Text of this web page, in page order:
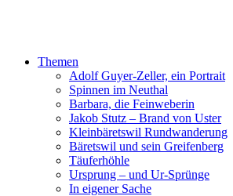
Themen
Adolf Guyer-Zeller, ein Portrait
Spinnen im Neuthal
Barbara, die Feinweberin
Jakob Stutz – Brand von Uster
Kleinbäretswil Rundwanderung
Bäretswil und sein Greifenberg
Täuferhöhle
Ursprung – und Ur-Sprünge
In eigener Sache